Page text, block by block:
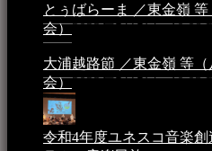
とぅばらーま ／東金嶺
会）2023年5月5日 - 10:08
大浦越路節 ／東金嶺 等
会）2023年5月5日 - 10:03
令和4年度ユネスコ音楽